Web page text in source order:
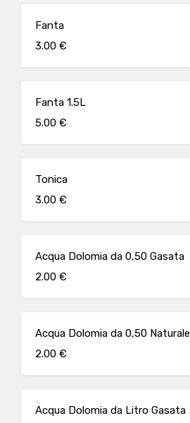
Fanta
3.00 €
Fanta 1.5L
5.00 €
Tonica
3.00 €
Acqua Dolomia da 0,50 Gasata
2.00 €
Acqua Dolomia da 0,50 Naturale
2.00 €
Acqua Dolomia da Litro Gasata